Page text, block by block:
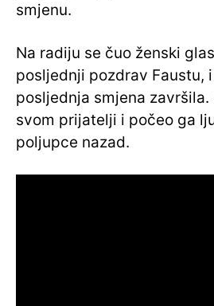
smjenu.
Na radiju se čuo ženski
posljednji pozdrav Faustu,
posljednja smjena
svom prijatelji i počeo ga
poljupce nazad.